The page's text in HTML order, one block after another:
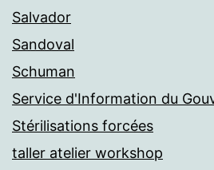
Salvador
Sandoval
Schuman
Service d'Information du
Stérilisations forcées
taller atelier workshop